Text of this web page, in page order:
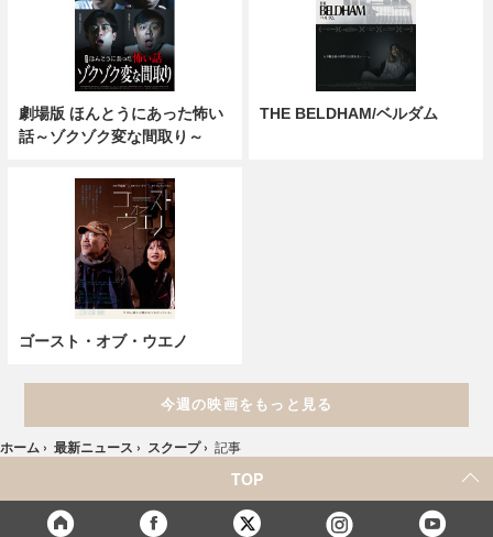
劇場版 ほんとうにあった怖い
話～ゾクゾク変な間取り～
THE BELDHAM/ベルダム
ゴースト・オブ・ウエノ
今週の映画をもっと見る
ホーム › 最新ニュース › スクープ › 記事
TOP